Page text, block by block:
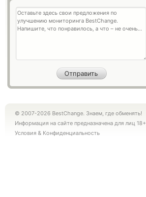
© 2007-2026 BestChange. Знаем, где обменять!
Информация на сайте предназначена для лиц 18+
Условия & Конфиденциальность